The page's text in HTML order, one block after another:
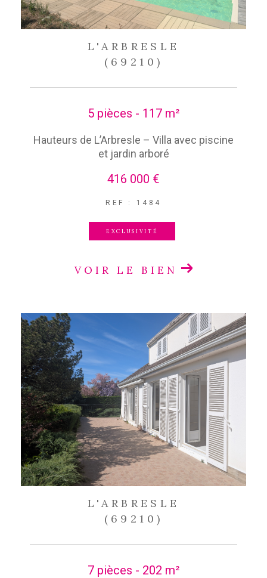
L'ARBRESLE
(69210)
5 pièces - 117 m²
Hauteurs de L’Arbresle – Villa avec piscine
et jardin arboré
416 000 €
REF : 1484
EXCLUSIVITÉ
VOIR LE BIEN
L'ARBRESLE
(69210)
7 pièces - 202 m²